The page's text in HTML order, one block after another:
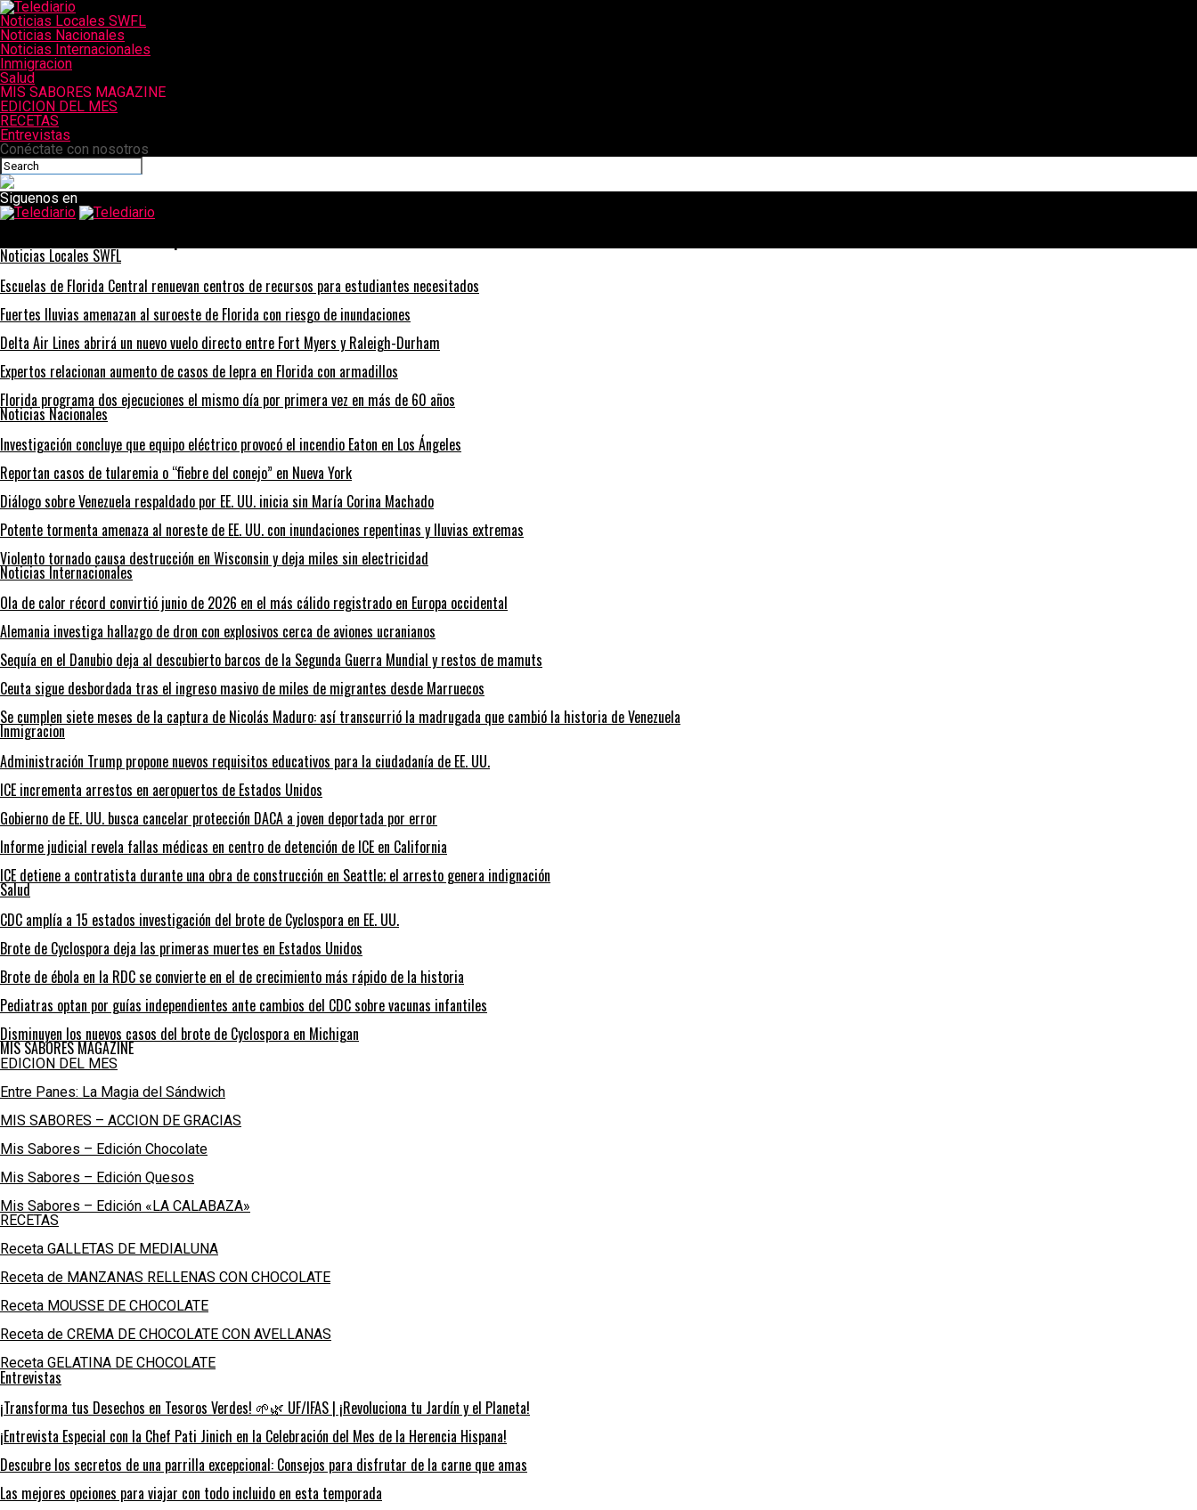
Noticias Locales SWFL
Noticias Nacionales
Noticias Internacionales
Inmigracion
Salud
MIS SABORES MAGAZINE
EDICION DEL MES
RECETAS
Entrevistas
Conéctate con nosotros
Siguenos en
Noticias Locales SWFL
Escuelas de Florida Central renuevan centros de recursos para estudiantes necesitados
Fuertes lluvias amenazan al suroeste de Florida con riesgo de inundaciones
Delta Air Lines abrirá un nuevo vuelo directo entre Fort Myers y Raleigh-Durham
Expertos relacionan aumento de casos de lepra en Florida con armadillos
Florida programa dos ejecuciones el mismo día por primera vez en más de 60 años
Noticias Nacionales
Investigación concluye que equipo eléctrico provocó el incendio Eaton en Los Ángeles
Reportan casos de tularemia o “fiebre del conejo” en Nueva York
Diálogo sobre Venezuela respaldado por EE. UU. inicia sin María Corina Machado
Potente tormenta amenaza al noreste de EE. UU. con inundaciones repentinas y lluvias extremas
Violento tornado causa destrucción en Wisconsin y deja miles sin electricidad
Noticias Internacionales
Ola de calor récord convirtió junio de 2026 en el más cálido registrado en Europa occidental
Alemania investiga hallazgo de dron con explosivos cerca de aviones ucranianos
Sequía en el Danubio deja al descubierto barcos de la Segunda Guerra Mundial y restos de mamuts
Ceuta sigue desbordada tras el ingreso masivo de miles de migrantes desde Marruecos
Se cumplen siete meses de la captura de Nicolás Maduro: así transcurrió la madrugada que cambió la historia de Venezuela
Inmigracion
Administración Trump propone nuevos requisitos educativos para la ciudadanía de EE. UU.
ICE incrementa arrestos en aeropuertos de Estados Unidos
Gobierno de EE. UU. busca cancelar protección DACA a joven deportada por error
Informe judicial revela fallas médicas en centro de detención de ICE en California
ICE detiene a contratista durante una obra de construcción en Seattle; el arresto genera indignación
Salud
CDC amplía a 15 estados investigación del brote de Cyclospora en EE. UU.
Brote de Cyclospora deja las primeras muertes en Estados Unidos
Brote de ébola en la RDC se convierte en el de crecimiento más rápido de la historia
Pediatras optan por guías independientes ante cambios del CDC sobre vacunas infantiles
Disminuyen los nuevos casos del brote de Cyclospora en Michigan
MIS SABORES MAGAZINE
EDICION DEL MES
Entre Panes: La Magia del Sándwich
MIS SABORES – ACCION DE GRACIAS
Mis Sabores – Edición Chocolate
Mis Sabores – Edición Quesos
Mis Sabores – Edición «LA CALABAZA»
RECETAS
Receta GALLETAS DE MEDIALUNA
Receta de MANZANAS RELLENAS CON CHOCOLATE
Receta MOUSSE DE CHOCOLATE
Receta de CREMA DE CHOCOLATE CON AVELLANAS
Receta GELATINA DE CHOCOLATE
Entrevistas
¡Transforma tus Desechos en Tesoros Verdes! 🌱🌿 UF/IFAS | ¡Revoluciona tu Jardín y el Planeta!
¡Entrevista Especial con la Chef Pati Jinich en la Celebración del Mes de la Herencia Hispana!
Descubre los secretos de una parrilla excepcional: Consejos para disfrutar de la carne que amas
Las mejores opciones para viajar con todo incluido en esta temporada